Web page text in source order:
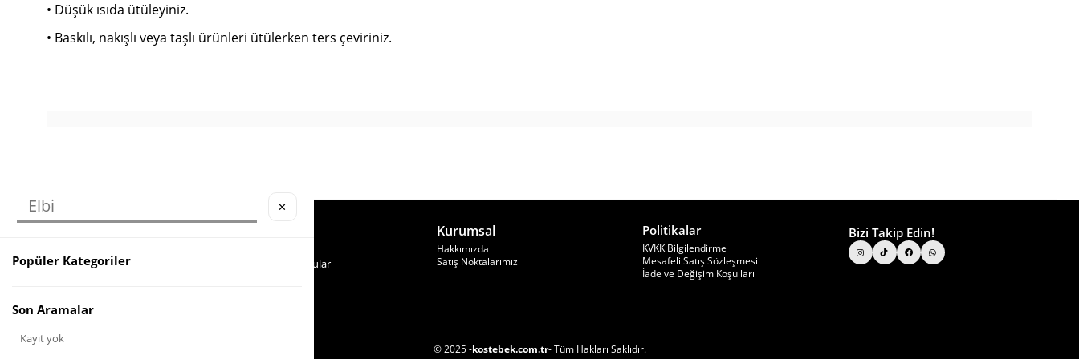
• Düşük ısıda ütüleyiniz.
• Baskılı, nakışlı veya taşlı ürünleri ütülerken ters çeviriniz.
Whatsapp Hattı
Sıkça Sorulan Sorular
Kurumsal
Hakkımızda
Satış Noktalarımız
Politikalar
KVKK Bilgilendirme
Mesafeli Satış Sözleşmesi
İade ve Değişim Koşulları
Bizi Takip Edin!
© 2025 -kostebek.com.tr- Tüm Hakları Saklıdır.
✕
Popüler Kategoriler
Son Aramalar
Kayıt yok